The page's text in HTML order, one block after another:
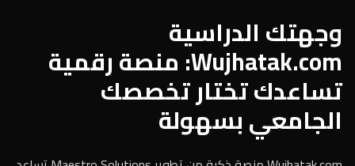
وجهتك الدراسية
Wujhatak.com: منصة رقمية
تساعدك تختار تخصصك
الجامعي بسهولة